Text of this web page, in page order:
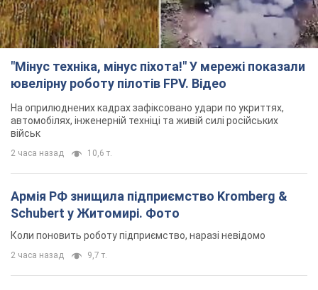
"Мінус техніка, мінус піхота!" У мережі показали
ювелірну роботу пілотів FPV. Відео
На оприлюднених кадрах зафіксовано удари по укриттях,
автомобілях, інженерній техніці та живій силі російських
військ
2 часа назад 10,6 т.
Армія РФ знищила підприємство Kromberg &
Schubert у Житомирі. Фото
Коли поновить роботу підприємство, наразі невідомо
2 часа назад 9,7 т.